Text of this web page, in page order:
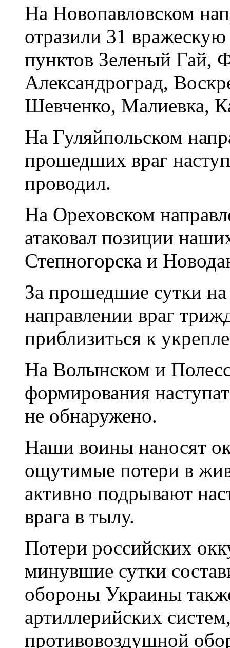
На Новопавловском
отразили 31
пунктов Зеленый Гай,
Александроград,
Шевченко, Малиевка,
На Гуляйпольском
прошедших враг
проводил.
На Ореховском
атаковал позиции
Степногорска и
За прошедшие сутки
направлении враг
приблизиться к
На Волынском и
формирования
не обнаружено.
Наши воины наносят
ощутимые потери в
активно подрывают
врага в тылу.
Потери российских
минувшие сутки
обороны Украины
артиллерийских
противовоздушной